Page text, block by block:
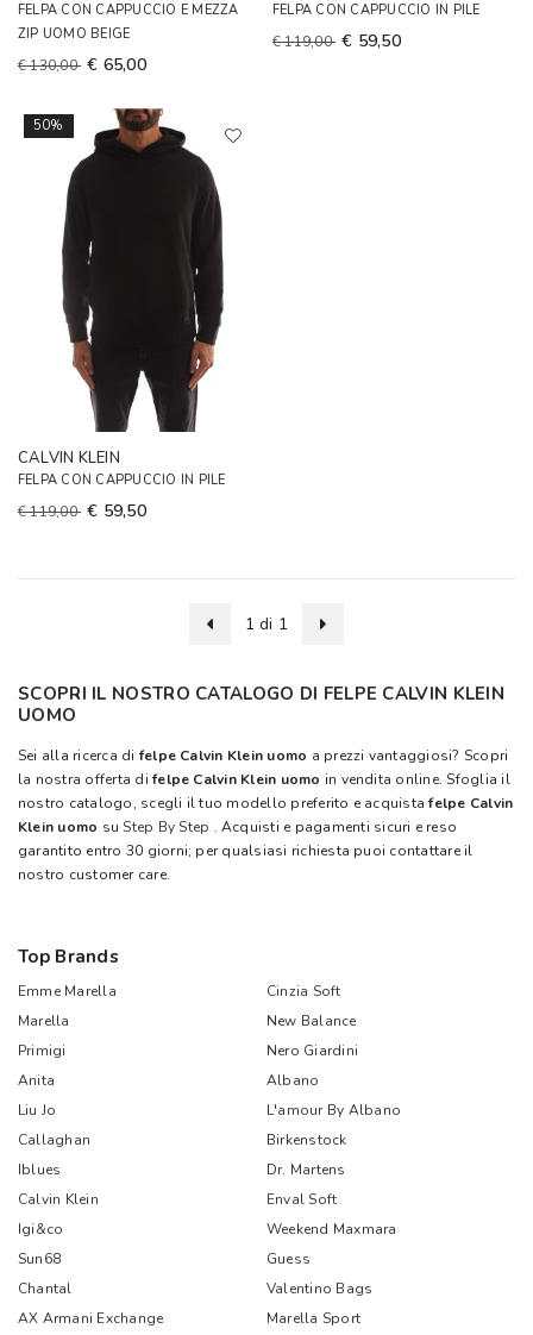
FELPA CON CAPPUCCIO E MEZZA
ZIP UOMO BEIGE
€ 130,00 € 65,00
FELPA CON CAPPUCCIO IN PILE
€ 119,00 € 59,50
50%
CALVIN KLEIN
FELPA CON CAPPUCCIO IN PILE
€ 119,00 € 59,50
1 di 1
SCOPRI IL NOSTRO CATALOGO DI FELPE CALVIN KLEIN
UOMO
Sei alla ricerca di felpe Calvin Klein uomo a prezzi vantaggiosi? Scopri
la nostra offerta difelpe Calvin Klein uomo in vendita online. Sfoglia il
nostro catalogo, scegli il tuo modello preferito e acquistafelpe Calvin
Klein uomo suStep By Step . Acquisti e pagamenti sicuri e reso
garantito entro 30 giorni; per qualsiasi richiesta puoi contattare il
nostro customer care.
Top Brands
Emme Marella
Cinzia Soft
Marella
New Balance
Primigi
Nero Giardini
Anita
Albano
Liu Jo
L'amour By Albano
Callaghan
Birkenstock
Iblues
Dr. Martens
Calvin Klein
Enval Soft
Igi&co
Weekend Maxmara
Sun68
Guess
Chantal
Valentino Bags
AX Armani Exchange
Marella Sport